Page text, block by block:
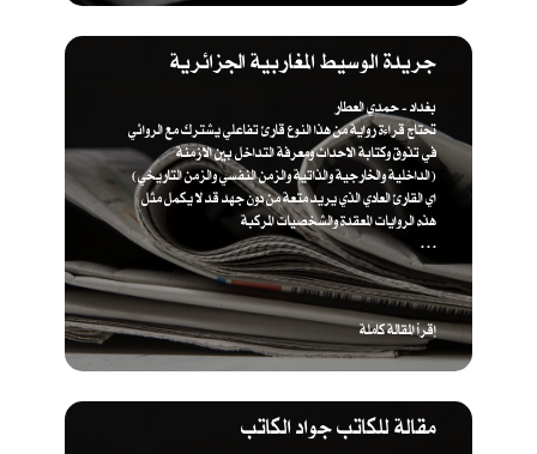
جريدة الوسيط المغاربية الجزائرية
بغداد - حمدي العطار
تحتاج قراءة رواية من هذا النوع قارئ تفاعلي يشترك مع الروائي
في تذوق وكتابة الاحداث ومعرفة التداخل بين الازمنة
(الداخلية والخارجية والذاتية والزمن النفسي والزمن التاريخي)
اي القارئ العادي الذي يريد متعة من دون جهد قد لا يكمل مثل
هذه الروايات المعقدة والشخصيات المركبة
. . .
إقرأ المقالة كاملة
مقالة للكاتب جواد الكاتب